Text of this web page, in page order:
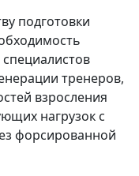
подготовки
тренеров,
взросления
нагрузок с
форсированной